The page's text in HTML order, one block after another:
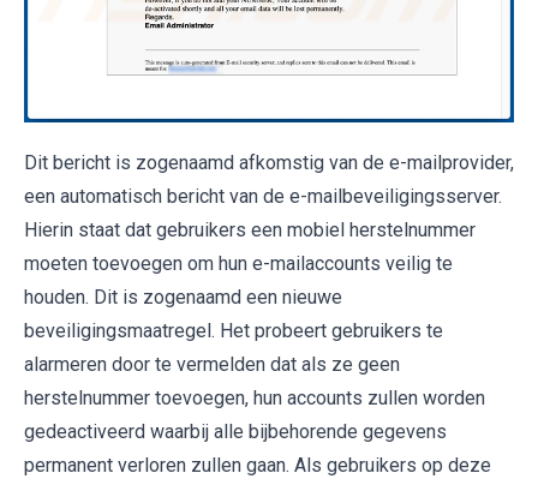
Dit bericht is zogenaamd afkomstig van de e-mailprovider,
een automatisch bericht van de e-mailbeveiligingsserver.
Hierin staat dat gebruikers een mobiel herstelnummer
moeten toevoegen om hun e-mailaccounts veilig te
houden. Dit is zogenaamd een nieuwe
beveiligingsmaatregel. Het probeert gebruikers te
alarmeren door te vermelden dat als ze geen
herstelnummer toevoegen, hun accounts zullen worden
gedeactiveerd waarbij alle bijbehorende gegevens
permanent verloren zullen gaan. Als gebruikers op deze